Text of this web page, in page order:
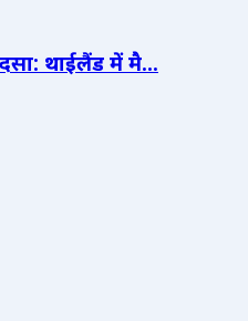
थाईलैंड में मै...